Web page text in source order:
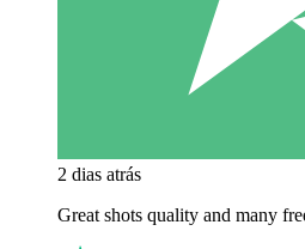
2 dias atrás
Great shots quality and many